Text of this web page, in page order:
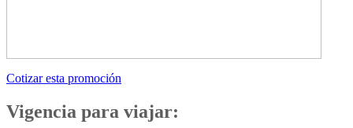
Cotizar esta promoción
Vigencia para viajar: